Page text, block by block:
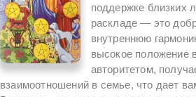
поддержке близких
раскладе — это
внутреннюю
высокое положение
авторитетом,
взаимоотношений в семье, что дает